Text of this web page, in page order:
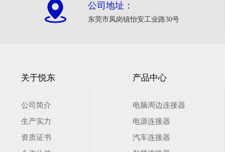
公司地址：
东莞市凤岗镇怡安工业路30号
关于悦东
公司简介
生产实力
资质证书
产品中心
电脑周边连接器
电源连接器
汽车连接器